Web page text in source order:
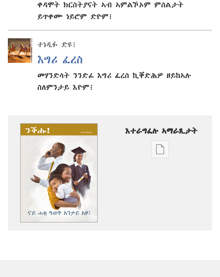
ቀዳሞት ክርስትያናት ኣብ ኣምልኾኦም ምስልታት
ይጥቀሙ ነይሮም ድዮም፧
ተነዲፉ ድዩ፧
እግሪ ፈረስ
መሃንድሳት ንንድፊ እግሪ ፈረስ ኪቐድሕዎ ዘይከኣሉ
ስለምንታይ እዮም፧
እተራግፈሉ ኣማራጺታት
ዲጂታዊ